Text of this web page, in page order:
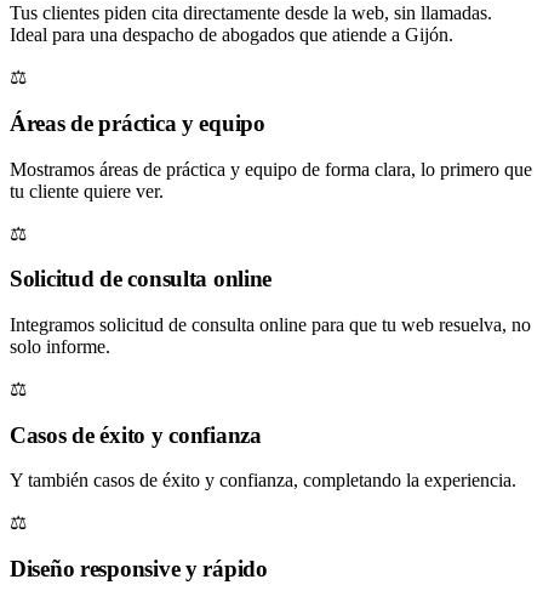
Tus clientes piden cita directamente desde la web, sin llamadas.
Ideal para una despacho de abogados que atiende a Gijón.
⚖️
Áreas de práctica y equipo
Mostramos áreas de práctica y equipo de forma clara, lo primero que
tu cliente quiere ver.
⚖️
Solicitud de consulta online
Integramos solicitud de consulta online para que tu web resuelva, no
solo informe.
⚖️
Casos de éxito y confianza
Y también casos de éxito y confianza, completando la experiencia.
⚖️
Diseño responsive y rápido